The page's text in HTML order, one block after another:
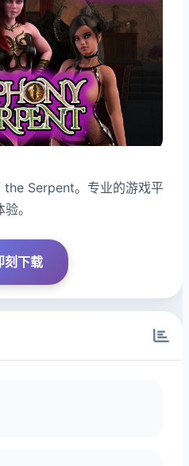
Serpent。专业的游戏平
。
刻下载